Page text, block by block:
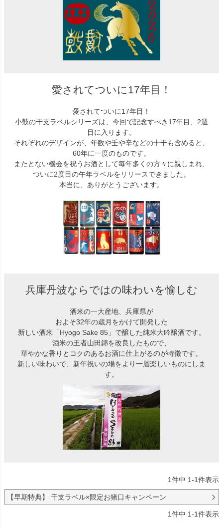
愛されてついに17年目！
愛されてついに17年目！
小鼓の干支ラベルシリーズは、今回で記念すべき17年目、2週
目に入ります。
それぞれのデザインが、年数や壬や辛などの十干も含めると、
60年に一度のものです。
またとない機会を祝うお酒として毎年多くの方々に親しまれ、
ついに2度目の午年ラベルをリリースできました。
本当に、ありがとうございます。
兵庫丹波ならではの味わいを愉しむ
酒米の一大産地、兵庫県が
およそ32年の歳月をかけて開発した
新しい酒米「Hyogo Sake 85」で醸した純米大吟醸酒です。
酒米の王者山田錦を改良したもので、
華やかな香りとコクのあるお酒に仕上がるのが特徴です。
新しい味わいで、新年祝いの場をより一層楽しいものにしま
す。
1件中 1-1件表示
【早期特典】 干支ラベル×限定お猪口キャンペーン
1件中 1-1件表示